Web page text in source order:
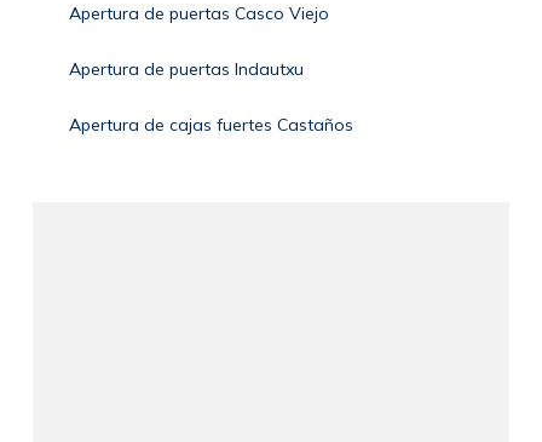
Apertura de puertas Casco Viejo
Apertura de puertas Indautxu
Apertura de cajas fuertes Castaños